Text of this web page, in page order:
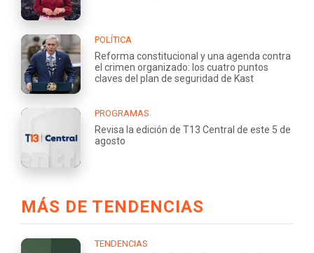
POLÍTICA
Reforma constitucional y una agenda contra
el crimen organizado: los cuatro puntos
claves del plan de seguridad de Kast
PROGRAMAS
Revisa la edición de T13 Central de este 5 de
agosto
MÁS DE TENDENCIAS
TENDENCIAS